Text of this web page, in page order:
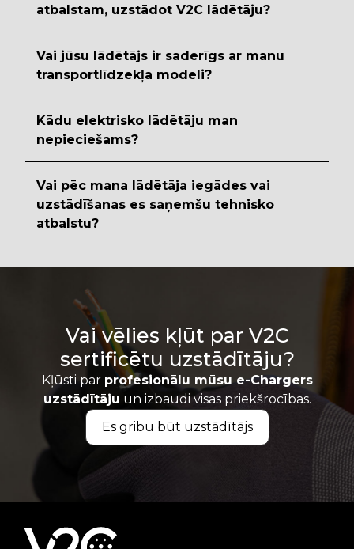
atbalstam, uzstādot V2C lādētāju?
Vai jūsu lādētājs ir saderīgs ar manu
transportlīdzekļa modeli?
Kādu elektrisko lādētāju man
nepieciešams?
Vai pēc mana lādētāja iegādes vai
uzstādīšanas es saņemšu tehnisko
atbalstu?
Vai vēlies kļūt par V2C
sertificētu uzstādītāju?
Kļūsti par profesionālu mūsu e-Chargers
uzstādītāju un izbaudi visas priekšrocības.
Es gribu būt uzstādītājs